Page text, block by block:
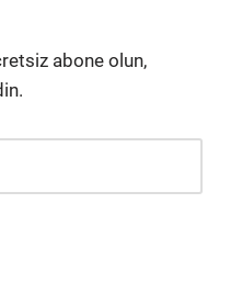
abone olun,